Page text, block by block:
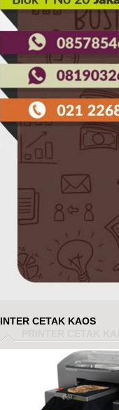
CETAK KAOS